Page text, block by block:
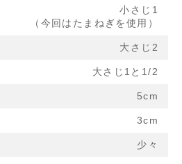
小さじ1
（今回はたまねぎを使用）
大さじ2
大さじ1と1/2
5cm
3cm
少々